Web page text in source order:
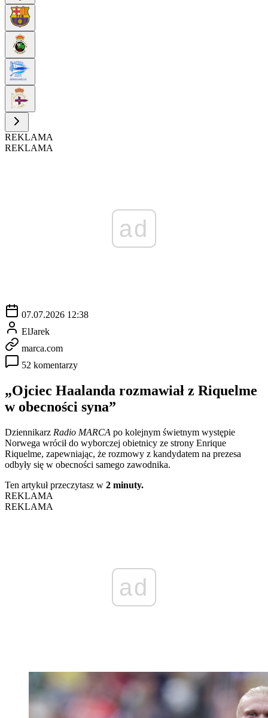
REKLAMA
REKLAMA
ad
07.07.2026 12:38
ElJarek
marca.com
52 komentarzy
„Ojciec Haalanda rozmawiał z Riquelme
w obecności syna”
Dziennikarz Radio MARCA po kolejnym świetnym występie
Norwega wrócił do wyborczej obietnicy ze strony Enrique
Riquelme, zapewniając, że rozmowy z kandydatem na prezesa
odbyły się w obecności samego zawodnika.
Ten artykuł przeczytasz w 2 minuty.
REKLAMA
REKLAMA
ad